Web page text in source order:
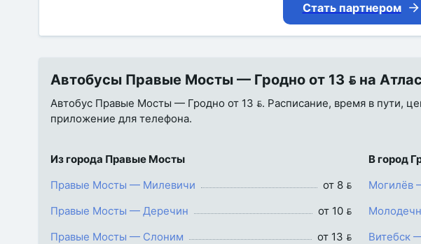
Стать партнером
Автобусы Правые Мосты — Гродно от 13  на
Автобус Правые Мосты — Гродно от 13 . Расписание, время в пути,
приложение для телефона.
Из города Правые Мосты
Правые Мосты — Милевичи
от 8 
Правые Мосты — Деречин
от 10 
Правые Мосты — Слоним
от 13 
В город
Могилёв
Витебск